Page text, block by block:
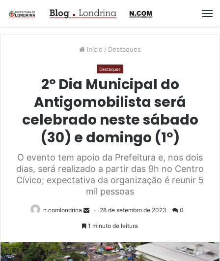
Início / Destaques
Destaques
2º Dia Municipal do
Antigomobilista será
celebrado neste sábado
(30) e domingo (1º)
O evento tem apoio da Prefeitura e, nos dois
dias, será realizado a partir das 9h no Centro
Cívico; expectativa da organização é reunir 5
mil pessoas
n.comlondrina 28 de setembro de 2023 0
1 minuto de leitura